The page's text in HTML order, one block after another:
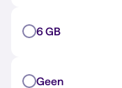
6 GB
Geen